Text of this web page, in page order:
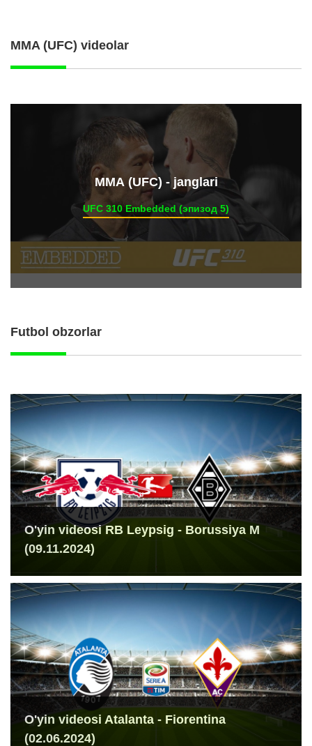
MMA (UFC) videolar
ММА (UFC) - janglari
UFC 310 Embedded (эпизод 5)
Futbol obzorlar
O'yin videosi RB Leypsig - Borussiya M
(09.11.2024)
O'yin videosi Atalanta - Fiorentina
(02.06.2024)